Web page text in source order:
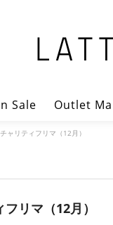
Sale Outlet
ャリティフリマ（12月）
リマ（12月）